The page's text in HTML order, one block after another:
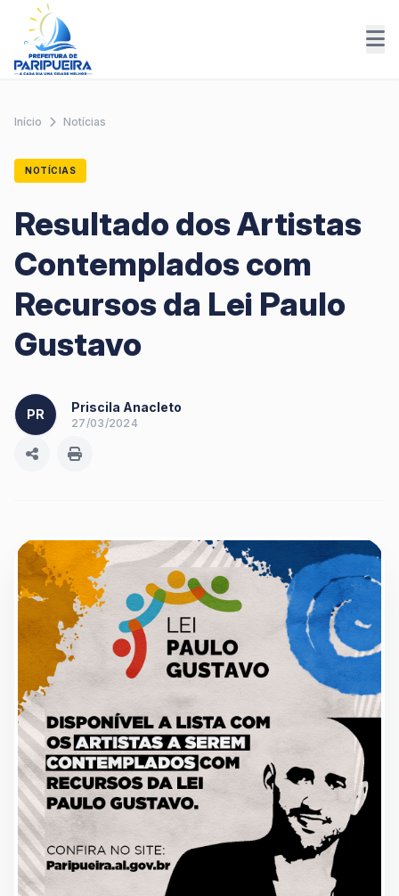
Início Notícias
NOTÍCIAS
Resultado dos Artistas
Contemplados com
Recursos da Lei Paulo
Gustavo
PR Priscila Anacleto
27/03/2024